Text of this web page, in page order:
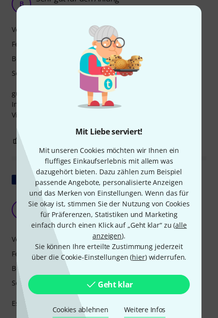
Mit Liebe serviert!
Mit unseren Cookies möchten wir Ihnen ein
fluffiges Einkaufserlebnis mit allem was
dazugehört bieten. Dazu zählen zum Beispiel
passende Angebote, personalisierte Anzeigen
und das Merken von Einstellungen. Wenn das für
Sie okay ist, stimmen Sie der Nutzung von Cookies
für Präferenzen, Statistiken und Marketing
einfach durch einen Klick auf „Geht klar“ zu (alle
anzeigen).
Sie können Ihre erteilte Zustimmung jederzeit
über die Cookie-Einstellungen (hier) widerrufen.
Geht klar
Cookies ablehnen Weitere Infos
B
gute Soundkarte für Anfänger, kann als Soundkarte für
Instrumente geeignet sein, ist aber eher für Streams oder
Videos geeignet
Verarbeitung
Features
Bedienung
Sound
Original zeigen
Gutes Produkt
guilbaud.guilbaud2@gmail.com 13.05.2025
Es funktioniert gut. Andererseits ist die Anleitung nutzlos.
Verarbeitung
Features
Bedienung
Sound